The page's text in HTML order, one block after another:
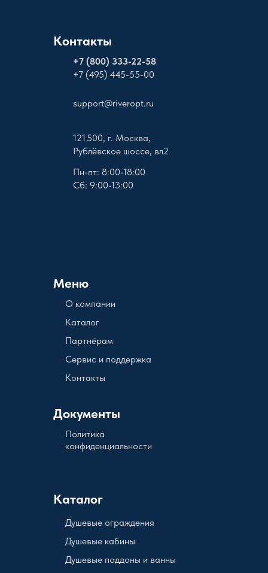
Контакты
+7 (800) 333-22-58
+7 (495) 445-55-00
support@riveropt.ru
Меню
121 500, г. Москва,
Рублёвское шоссе, вл2
О компании
Документы
Пн-пт: 8:00-18:00
Сб: 9:00-13:00
Каталог
Политика
конфиденциальности
Партнёрам
Сервис и поддержка
Контакты
Каталог
Душевые кабины
Душевые поддоны и ванны
Душевые ограждения